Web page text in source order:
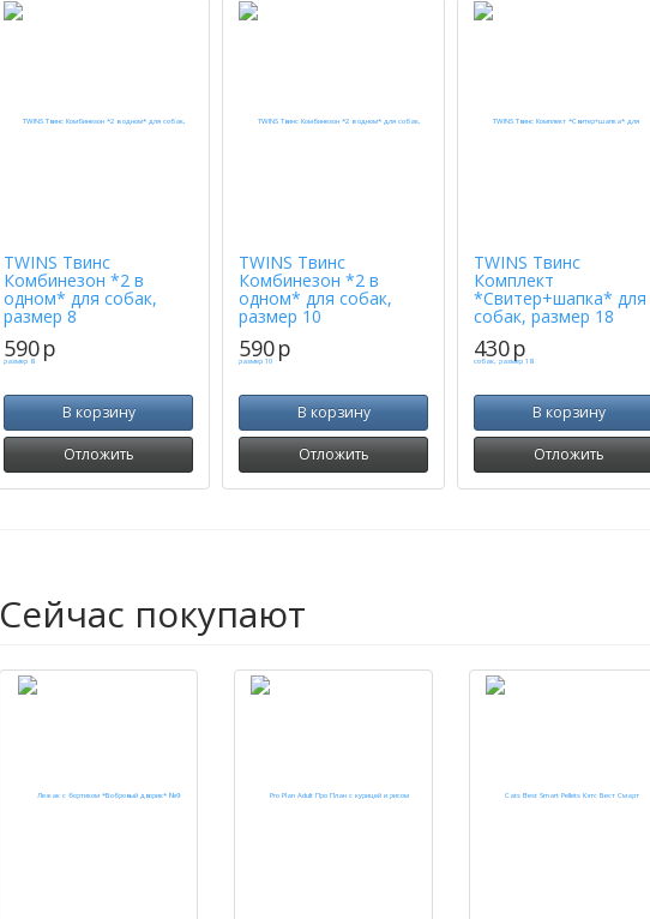
TWINS Твинс
Комбинезон *2 в
одном* для собак,
размер 8
590p
В корзину
Отложить
TWINS Твинс
Комбинезон *2 в
одном* для собак,
размер 10
590p
В корзину
Отложить
TWINS Твинс
Комплект
*Свитер+шапка* для
собак, размер 18
430p
В корзину
Отложить
Сейчас покупают